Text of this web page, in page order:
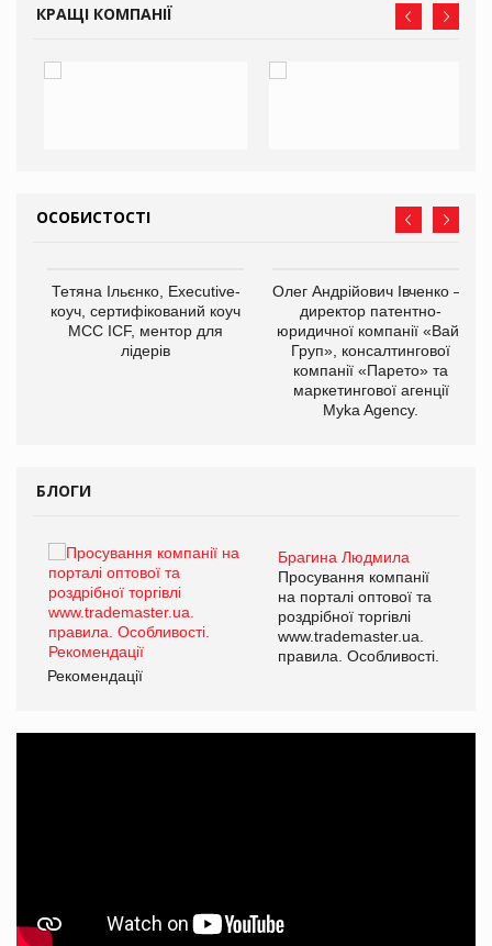
КРАЩІ КОМПАНІЇ
ОСОБИСТОСТІ
Тетяна Ільєнко, Executive-
коуч, сертифікований коуч
МСС ICF, ментор для
лідерів
Олег Андрійович Івченко —
директор патентно-
юридичної компанії «Вайз
Груп», консалтингової
компанії «Парето» та
маркетингової агенції
Myka Agency.
БЛОГИ
Брагина Людмила
Просування компанії
на порталі оптової та
роздрібної торгівлі
www.trademaster.ua.
правила. Особливості.
Рекомендації